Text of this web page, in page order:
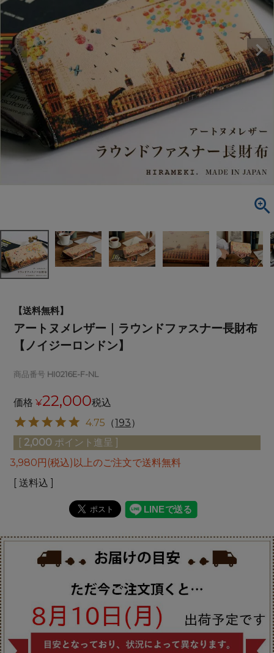
【送料無料】
アートヌメレザー｜ラウンドファスナー長財布
【ノイジーロンドン】
商品番号 HI0216E-F-NL
価格 ¥22,000税込
4.75 （193）
[ 2,000 ポイント進呈 ]
3,980円(税込)以上のご注文で送料無料
送料込